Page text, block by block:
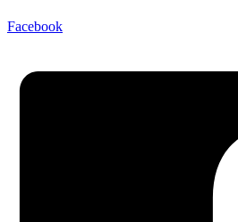
Facebook